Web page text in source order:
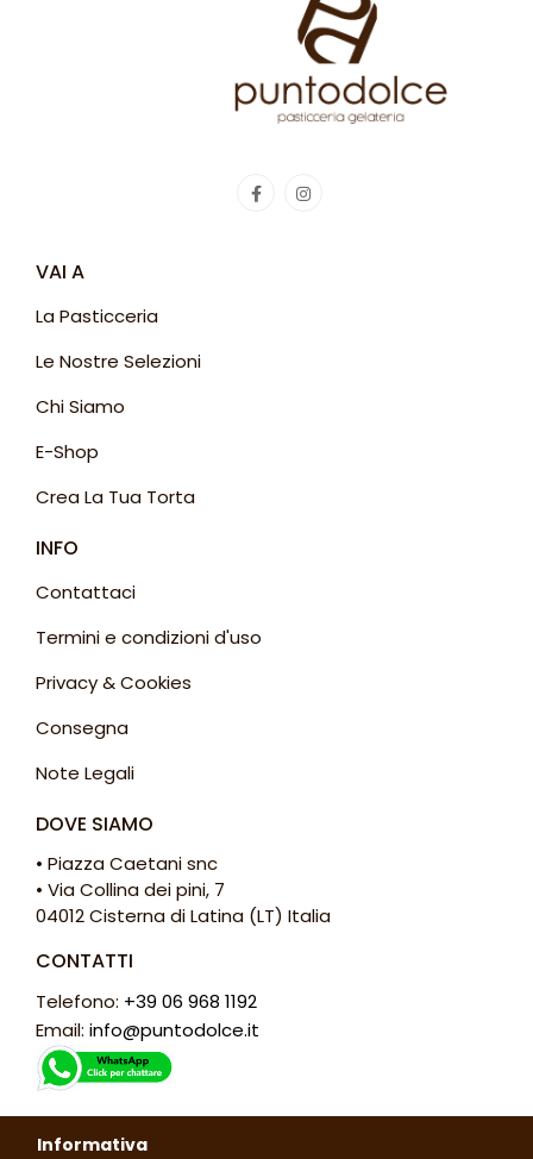
VAI A
La Pasticceria
Le Nostre Selezioni
Chi Siamo
E-Shop
Crea La Tua Torta
INFO
Contattaci
Termini e condizioni d'uso
Privacy & Cookies
Consegna
Note Legali
DOVE SIAMO
• Piazza Caetani snc
• Via Collina dei pini, 7
04012 Cisterna di Latina (LT) Italia
CONTATTI
Telefono: +39 06 968 1192
Email: info@puntodolce.it
ORARI
Informativa